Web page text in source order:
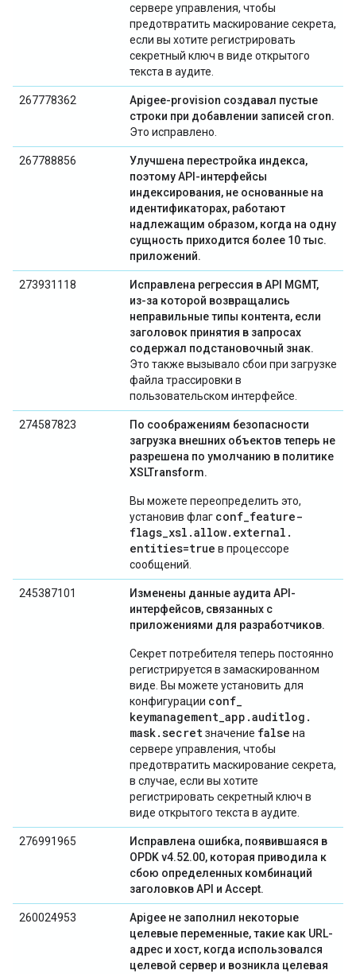
сервере управления, чтобы
предотвратить маскирование секрета,
если вы хотите регистрировать
секретный ключ в виде открытого
текста в аудите.
267778362
Apigee-provision создавал пустые
строки при добавлении записей cron.
Это исправлено.
267788856
Улучшена перестройка индекса,
поэтому API-интерфейсы
индексирования, не основанные на
идентификаторах, работают
надлежащим образом, когда на одну
сущность приходится более 10 тыс.
приложений.
273931118
Исправлена ​​регрессия в API MGMT,
из-за которой возвращались
неправильные типы контента, если
заголовок принятия в запросах
содержал подстановочный знак.
Это также вызывало сбои при загрузке
файла трассировки в
пользовательском интерфейсе.
274587823
По соображениям безопасности
загрузка внешних объектов теперь не
разрешена по умолчанию в политике
XSLTransform.
Вы можете переопределить это,
установив флаг conf_feature-
flags_xsl .allow. external .
entities=true в процессоре
сообщений.
245387101
Изменены данные аудита API-
интерфейсов, связанных с
приложениями для разработчиков.
Секрет потребителя теперь постоянно
регистрируется в замаскированном
виде. Вы можете установить для
конфигурации conf_
keymanagement_app .auditlog .
mask.secretзначение false на
сервере управления, чтобы
предотвратить маскирование секрета,
в случае, если вы хотите
регистрировать секретный ключ в
виде открытого текста в аудите.
276991965
Исправлена ​​ошибка, появившаяся в
OPDK v4.52.00, которая приводила к
сбою определенных комбинаций
заголовков API и Accept.
260024953
Apigee не заполнил некоторые
целевые переменные, такие как URL-
адрес и хост, когда использовался
целевой сервер и возникла целевая